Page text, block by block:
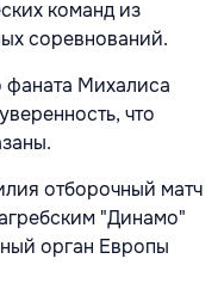
команд из
соревнований.
фаната Михалиса
что
отборочный матч
"Динамо"
орган Европы